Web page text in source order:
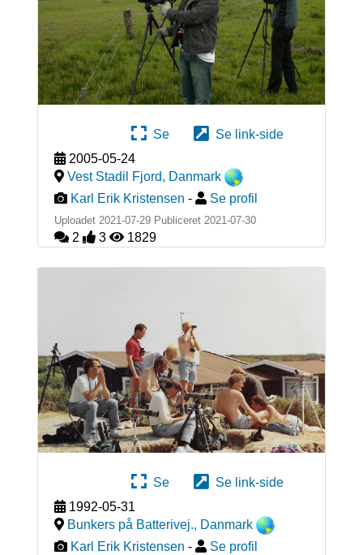
Se
Se link-side
2005-05-24
Vest Stadil Fjord, Danmark
Karl Erik Kristensen - Se profil
Uploadet 2021-07-29 Publiceret 2021-07-30
2 3 1829
Se
Se link-side
1992-05-31
Bunkers på Batterivej., Danmark
Karl Erik Kristensen - Se profil